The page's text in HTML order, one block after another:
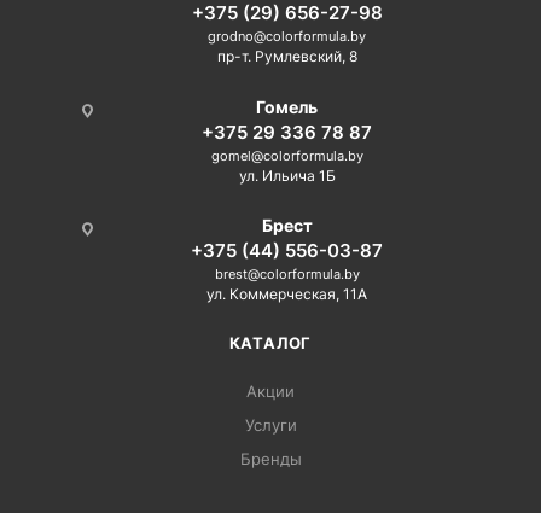
+375 (29) 656-27-98
grodno@colorformula.by
пр-т. Румлевский, 8
Гомель
+375 29 336 78 87
gomel@colorformula.by
ул. Ильича 1Б
Брест
+375 (44) 556-03-87
brest@colorformula.by
ул. Коммерческая, 11А
КАТАЛОГ
Акции
Услуги
Бренды